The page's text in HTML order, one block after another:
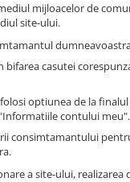
mijloacelor de
site-ului.
casutei
optiunea de la
contului meu".
consimtamantului
a site-ului,